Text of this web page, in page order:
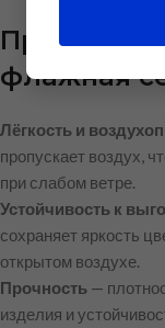
флажная
Лёгкость и
пропускает воздух,
при слабом ветре.
Устойчивость к
сохраняет яркость
открытом воздухе.
Прочность —
изделия и